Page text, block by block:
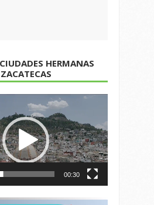
HERMANAS
ZACATECAS
00:30